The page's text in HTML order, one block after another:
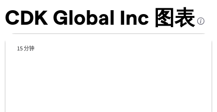
CDK Global Inc 图表
15 分钟